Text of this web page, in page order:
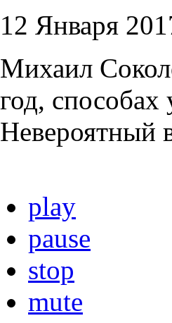
12 Января
Михаил
год, способах
Невероятный
play
pause
stop
mute